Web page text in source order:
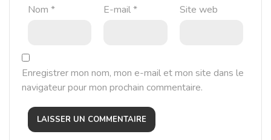
Nom * E-mail* Site web
Enregistrer mon nom, mon e-mail et mon site dans le
navigateur pour mon prochain commentaire.